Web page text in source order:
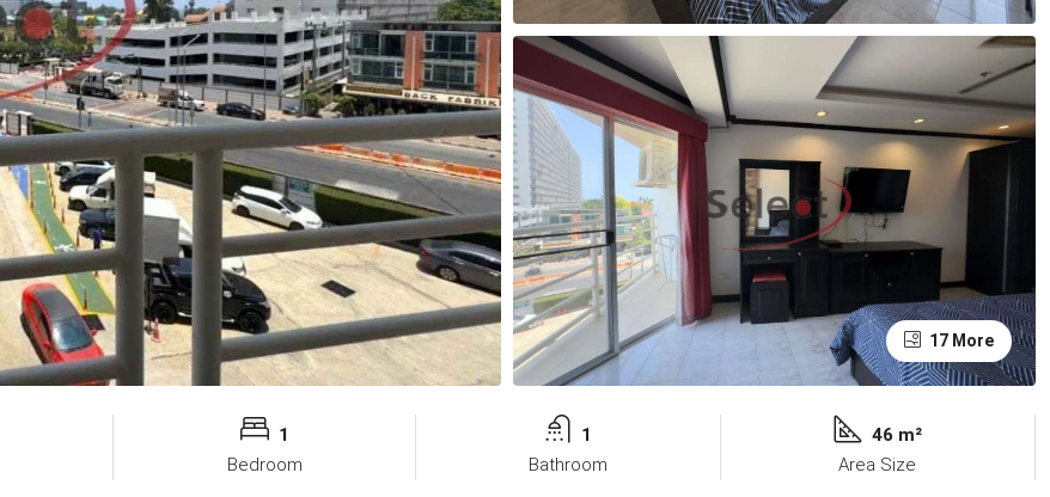
17 More
1
Bedroom
1
Bathroom
46 m²
Area Size